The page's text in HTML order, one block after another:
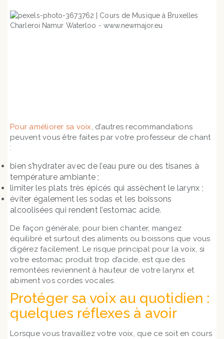
Pour améliorer sa voix, d’autres recommandations
peuvent vous être faites par votre professeur de chant
:
bien s’hydrater avec de l’eau pure ou des tisanes à
température ambiante ;
limiter les plats très épicés qui assèchent le larynx ;
éviter également les sodas et les boissons
alcoolisées qui rendent l’estomac acide.
De façon générale, pour bien chanter, mangez
équilibré et surtout des aliments ou boissons que vous
digérez facilement. Le risque principal pour la voix, si
votre estomac produit trop d’acide, est que des
remontées reviennent à hauteur de votre larynx et
abiment vos cordes vocales.
Protéger sa voix au quotidien :
quelques réflexes à avoir
Lorsque vous travaillez votre voix, que ce soit en cours